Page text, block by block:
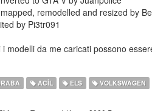
remodelled and resized by
by Pi3tr091
i modelli da me caricati possono
ACIL ELS VOLKSWAGEN